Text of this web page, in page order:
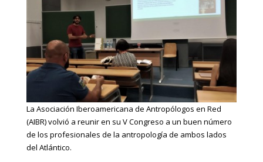
La Asociación Iberoamericana de Antropólogos en Red
(AIBR) volvió a reunir en su V Congreso a un buen número
de los profesionales de la antropología de ambos lados
del Atlántico.